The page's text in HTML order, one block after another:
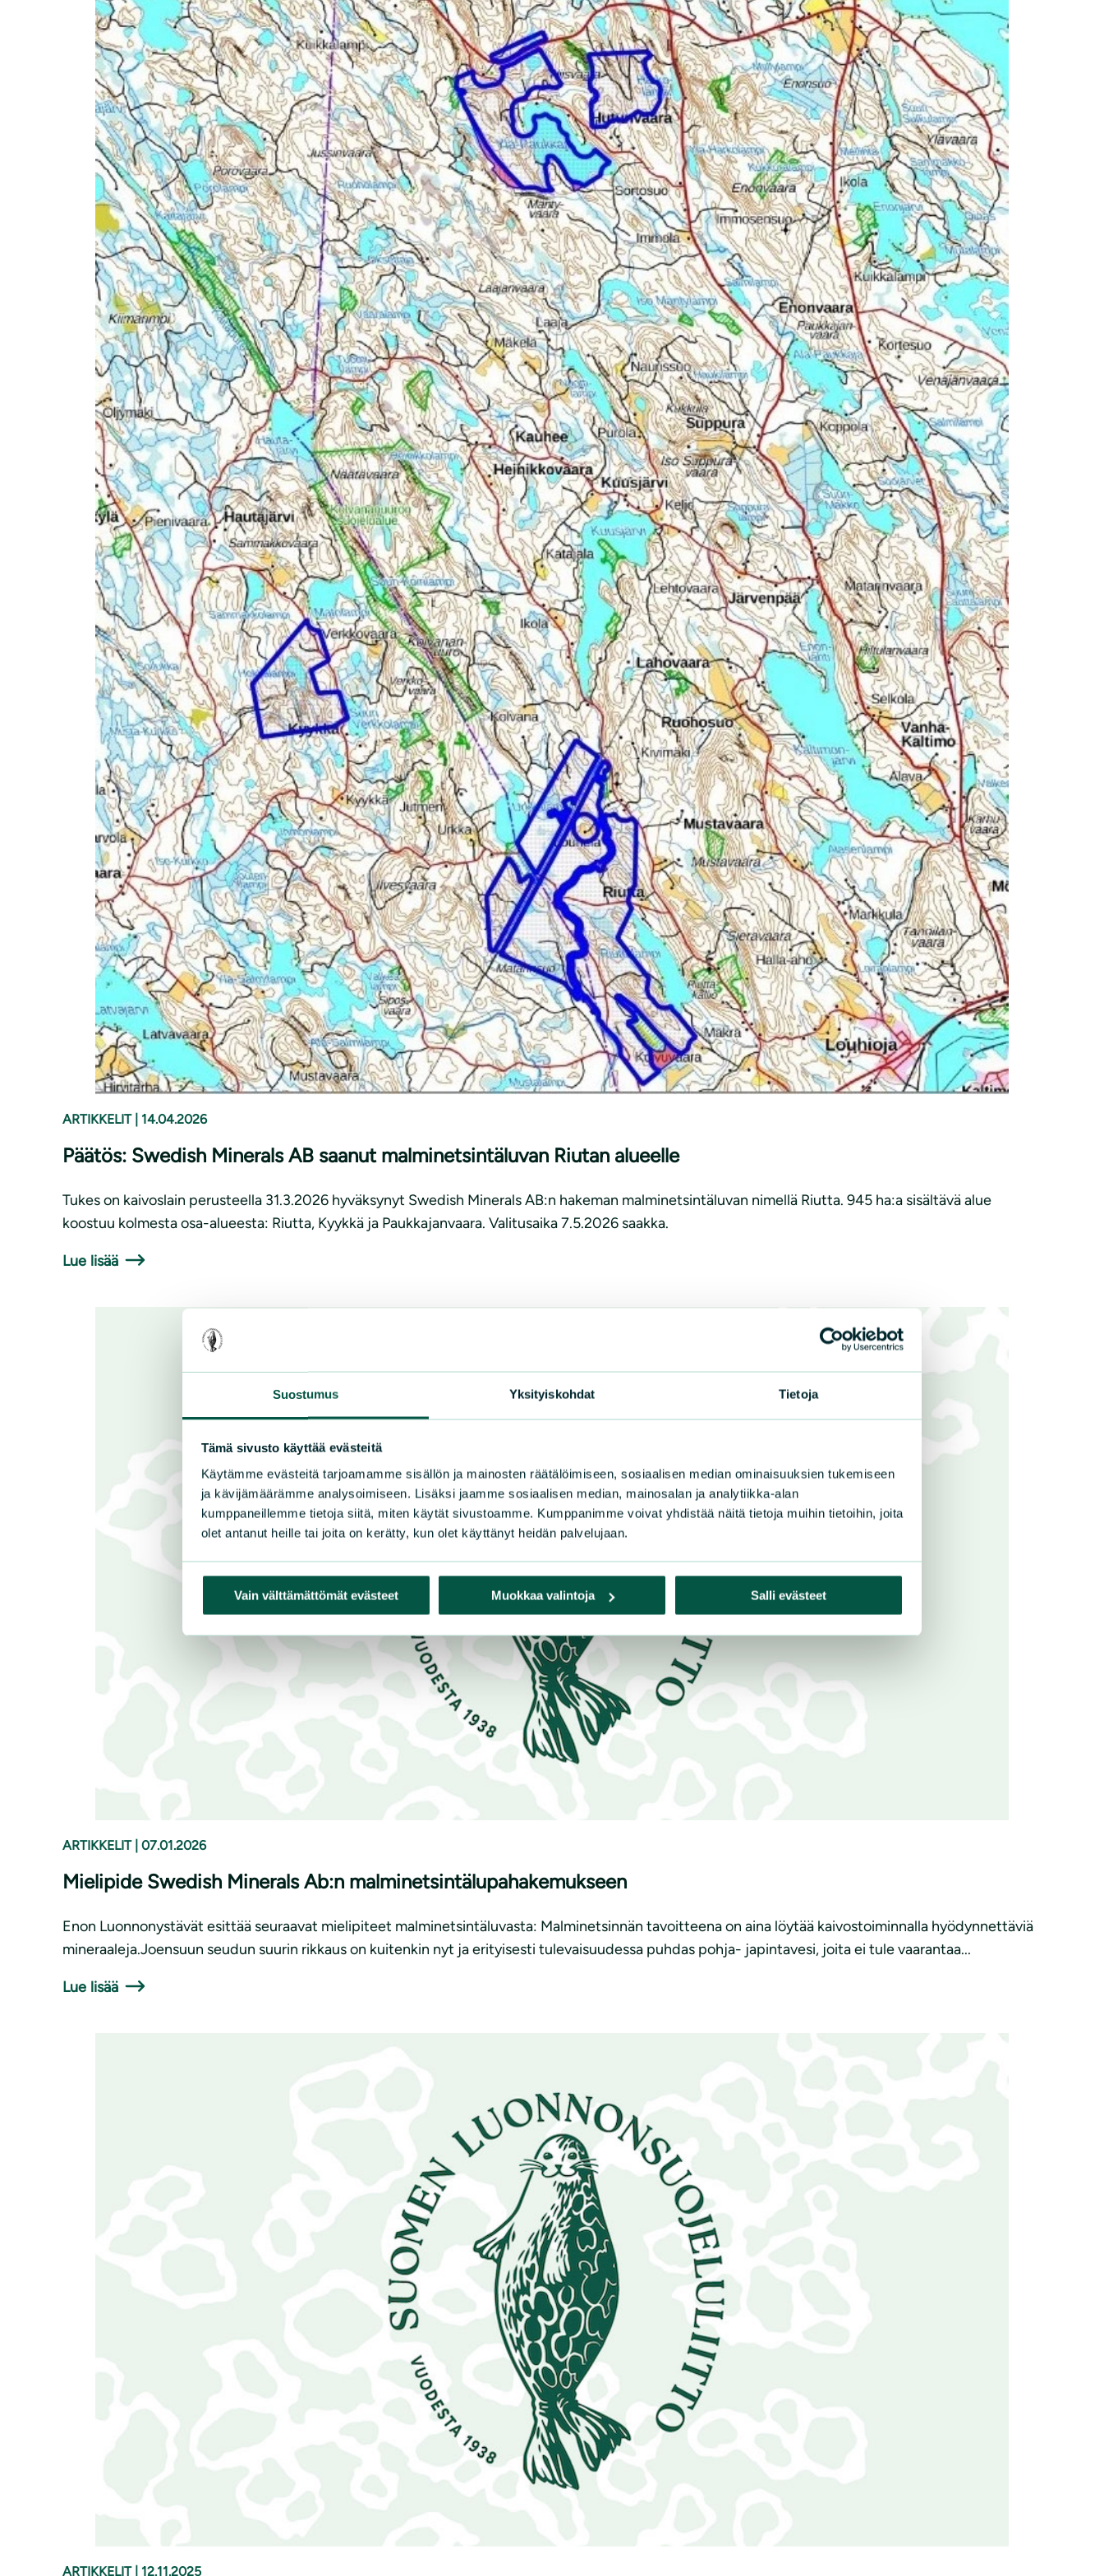
Suostumus Yksityiskohdat Tietoja
Tämä sivusto käyttää evästeitä
Käytämme evästeitä tarjoamamme sisällön ja mainosten räätälöimiseen, sosiaalisen median ominaisuuksien tukemiseen
ja kävijämäärämme analysoimiseen. Lisäksi jaamme sosiaalisen median, mainosalan ja analytiikka-alan
kumppaneillemme tietoja siitä, miten käytät sivustoamme. Kumppanimme voivat yhdistää näitä tietoja muihin tietoihin, joita
olet antanut heille tai joita on kerätty, kun olet käyttänyt heidän palvelujaan.
Vain välttämättömät evästeet Muokkaa valintoja Salli evästeet
ARTIKKELIT 14.04.2026
Päätös: Swedish Minerals AB saanut malminetsintäluvan Riutan alueelle
Tukes on kaivoslain perusteella 31.3.2026 hyväksynyt Swedish Minerals AB:n hakeman malminetsintäluvan nimellä Riutta. 945 ha:a sisältävä alue
koostuu kolmesta osa-alueesta: Riutta, Kyykkä ja Paukkajanvaara. Valitusaika 7.5.2026 saakka.
Lue lisää
ARTIKKELIT 07.01.2026
Mielipide Swedish Minerals Ab:n malminetsintälupahakemukseen
Enon Luonnonystävät esittää seuraavat mielipiteet malminetsintäluvasta: Malminetsinnän tavoitteena on aina löytää kaivostoiminnalla hyödynnettäviä
mineraaleja.Joensuun seudun suurin rikkaus on kuitenkin nyt ja erityisesti tulevaisuudessa puhdas pohja- japintavesi, joita ei tule vaarantaa...
Lue lisää
ARTIKKELIT 12.11.2025